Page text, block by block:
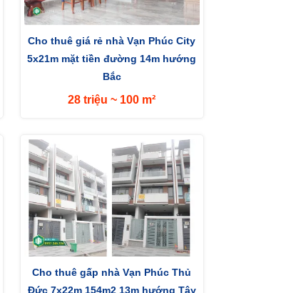
Cho thuê giá rẻ nhà Vạn Phúc City
5x21m mặt tiền đường 14m hướng
Bắc
28 triệu ~ 100 m²
Cho thuê gấp nhà Vạn Phúc Thủ
Đức 7x22m 154m2 13m hướng Tây